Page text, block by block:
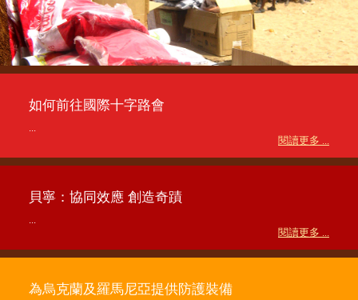
如何前往國際十字路會
...
閱讀更多 ...
貝寧：協同效應 創造奇蹟
...
閱讀更多 ...
為烏克蘭及羅馬尼亞提供防護裝備